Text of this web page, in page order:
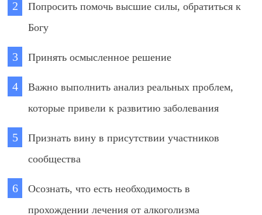
Попросить помочь высшие силы, обратиться к
Богу
Принять осмысленное решение
Важно выполнить анализ реальных проблем,
которые привели к развитию заболевания
Признать вину в присутствии участников
сообщества
Осознать, что есть необходимость в
прохождении лечения от алкоголизма